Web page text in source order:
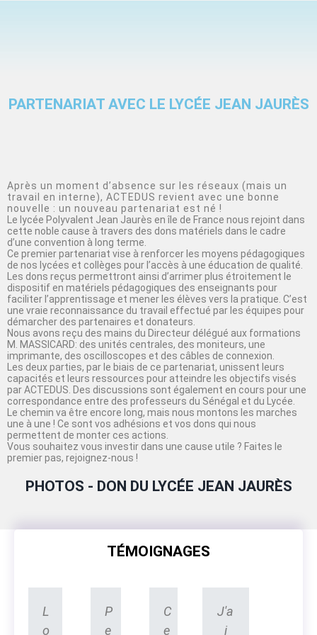
PARTENARIAT AVEC LE LYCÉE JEAN JAURÈS
Après un moment d’absence sur les réseaux (mais un
travail en interne), ACTEDUS revient avec une bonne
nouvelle : un nouveau partenariat est né !
Le lycée Polyvalent Jean Jaurès en île de France nous rejoint dans
cette noble cause à travers des dons matériels dans le cadre
d’une convention à long terme.
Ce premier partenariat vise à renforcer les moyens pédagogiques
de nos lycées et collèges pour l’accès à une éducation de qualité.
Les dons reçus permettront ainsi d’arrimer plus étroitement le
dispositif en matériels pédagogiques des enseignants pour
faciliter l’apprentissage et mener les élèves vers la pratique. C’est
une vraie reconnaissance du travail effectué par les équipes pour
démarcher des partenaires et donateurs.
Nous avons reçu des mains du Directeur délégué aux formations
M. MASSICARD: des unités centrales, des moniteurs, une
imprimante, des oscilloscopes et des câbles de connexion.
Les deux parties, par le biais de ce partenariat, unissent leurs
capacités et leurs ressources pour atteindre les objectifs visés
par ACTEDUS. Des discussions sont également en cours pour une
correspondance entre des professeurs du Sénégal et du Lycée.
Le chemin va être encore long, mais nous montons les marches
une à une ! Ce sont vos adhésions et vos dons qui nous
permettent de monter ces actions.
Vous souhaitez vous investir dans une cause utile ? Faites le
premier pas, rejoignez-nous !
PHOTOS - DON DU LYCÉE JEAN JAURÈS
TÉMOIGNAGES
L
o
P
e
C
e
J'a
i